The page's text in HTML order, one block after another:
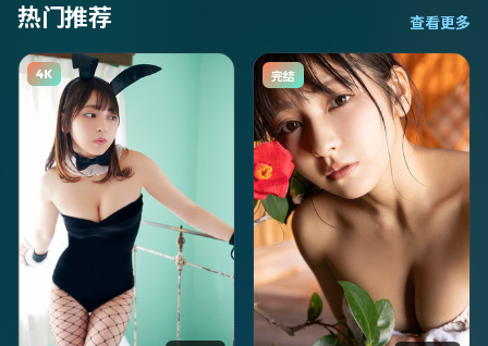
热门推荐 查看更多
4K 完结